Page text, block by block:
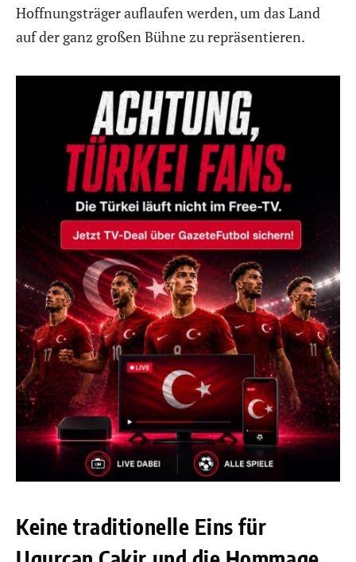
Hoffnungsträger auflaufen werden, um das Land
auf der ganz großen Bühne zu repräsentieren.
Keine traditionelle Eins für